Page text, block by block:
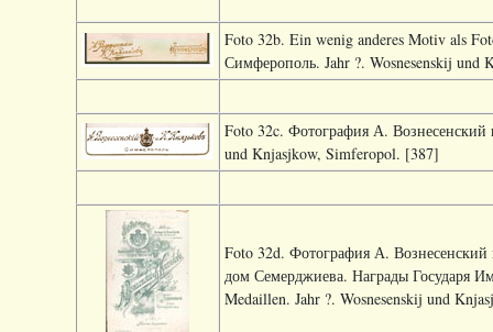
Foto 32b. Ein wenig anderes Motiv als
Симферополь. Jahr ?. Wosnesenskij
Foto 32c. Фотография А. Вознесенский
und Knjasjkow, Simferopol. [387]
Foto 32d. Фотография А.
дом Семерджиева. Награды Государя
Medaillen. Jahr ?. Wosnesenskij und